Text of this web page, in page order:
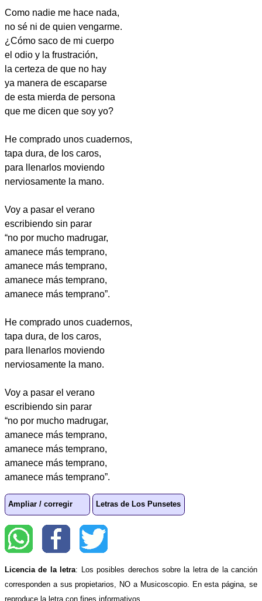
Como nadie me hace nada,
no sé ni de quien vengarme.
¿Cómo saco de mi cuerpo
el odio y la frustración,
la certeza de que no hay
ya manera de escaparse
de esta mierda de persona
que me dicen que soy yo?
He comprado unos cuadernos,
tapa dura, de los caros,
para llenarlos moviendo
nerviosamente la mano.
Voy a pasar el verano
escribiendo sin parar
“no por mucho madrugar,
amanece más temprano,
amanece más temprano,
amanece más temprano,
amanece más temprano”.
He comprado unos cuadernos,
tapa dura, de los caros,
para llenarlos moviendo
nerviosamente la mano.
Voy a pasar el verano
escribiendo sin parar
“no por mucho madrugar,
amanece más temprano,
amanece más temprano,
amanece más temprano,
amanece más temprano”.
Ampliar / corregir Letras de Los Punsetes
Licencia de la letra: Los posibles derechos sobre la letra de la canción
corresponden a sus propietarios, NO a Musicoscopio. En esta página, se
reproduce la letra con fines informativos.